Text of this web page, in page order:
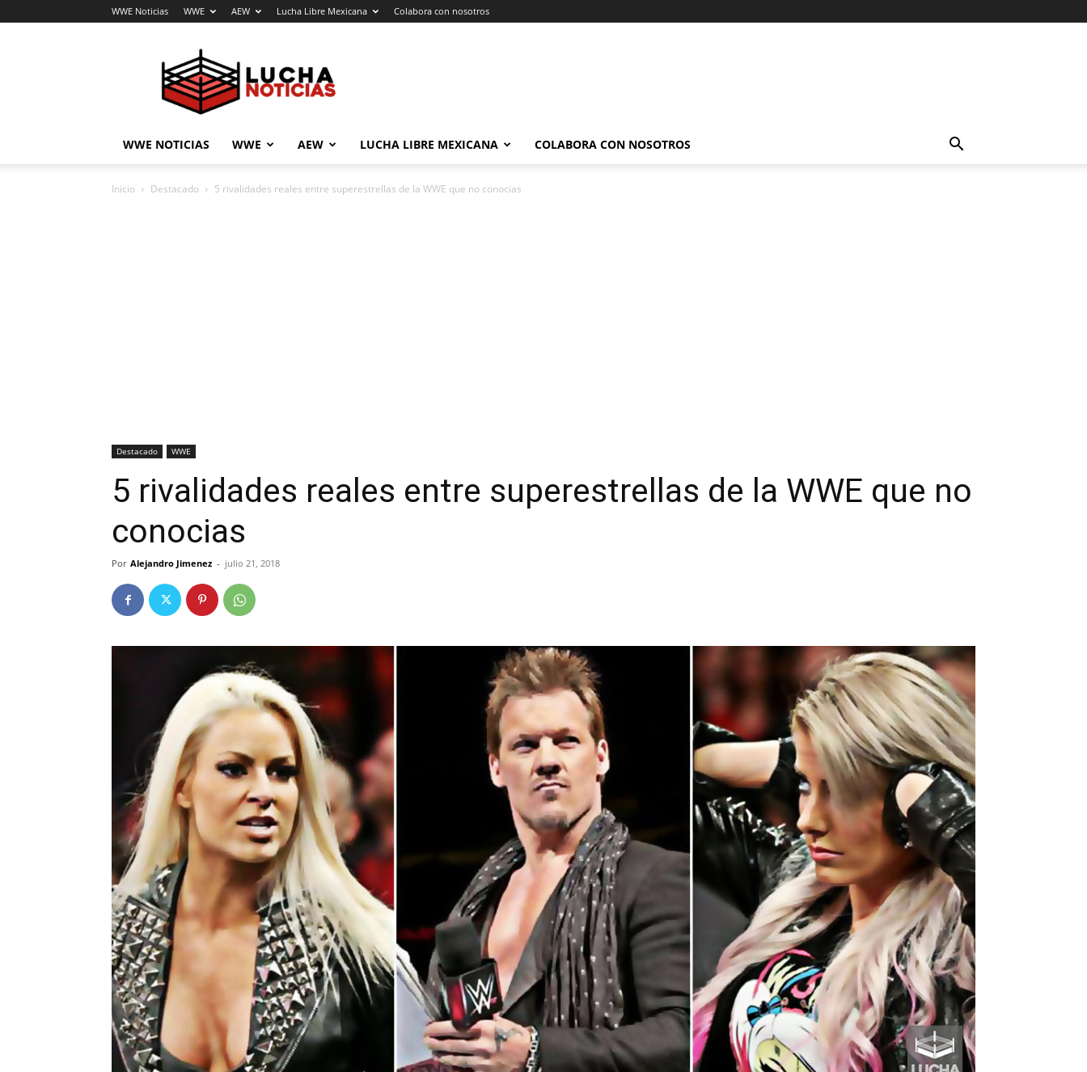
WWE Noticias WWE AEW Lucha Libre Mexicana Colabora con nosotros
Noticias
WWE NOTICIAS WWE AEW LUCHA LIBRE MEXICANA COLABORA CON NOSOTROS
Inicio Destacado 5 rivalidades reales entre superestrellas de la WWE que no conocias
Destacado WWE
5 rivalidades reales entre superestrellas de la WWE que no
conocias
Por Alejandro Jimenez - julio 21, 2018